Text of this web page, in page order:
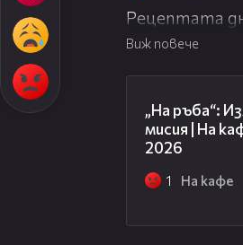
Рецептата
Виж повече
„На ръба“:
мисия | На
2026
1 На кафе